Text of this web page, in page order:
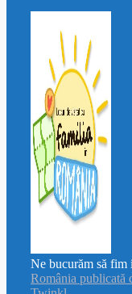
Ne bucurăm să fim
România publicată